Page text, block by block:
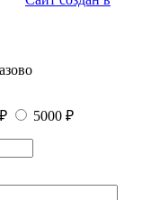
5000 ₽